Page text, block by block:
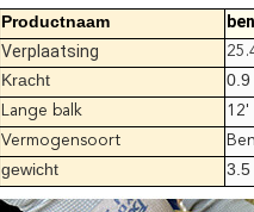
Productnaam
Verplaatsing
Kracht 0.9
Lange balk
12'
Vermogensoort
gewicht 3.5